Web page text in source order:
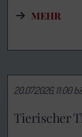
MEHR
Tierischer
20.07.2026, 11:00